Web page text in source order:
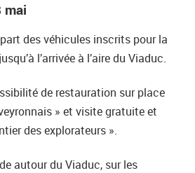
des véhicules inscrits pour la
l’arrivée à l’aire du Viaduc.
de restauration sur place
» et visite gratuite et
des explorateurs ».
autour du Viaduc, sur les